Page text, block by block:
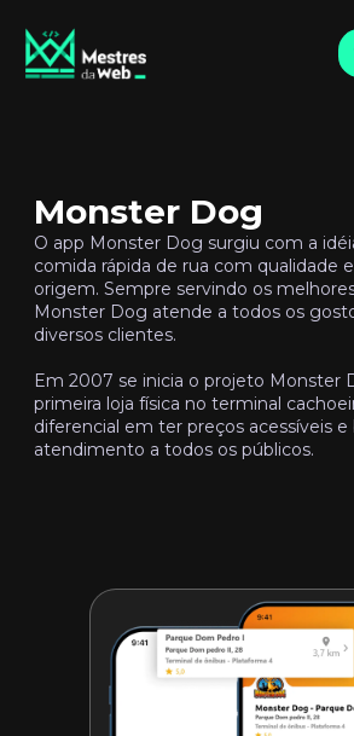
Monster Dog
O app Monster Dog surgiu com a
comida rápida de rua com qualidade
origem. Sempre servindo os
Monster Dog atende a todos os
diversos clientes.
Em 2007 se inicia o projeto Monster
primeira loja física no terminal
diferencial em ter preços acessíveis e
atendimento a todos os públicos.